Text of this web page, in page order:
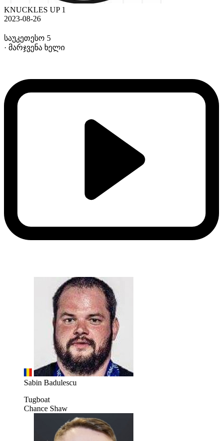
KNUCKLES UP 1
2023-08-26
საუკეთესო 5
· მარჯვენა ხელი
Sabin Badulescu
Tugboat
Chance Shaw